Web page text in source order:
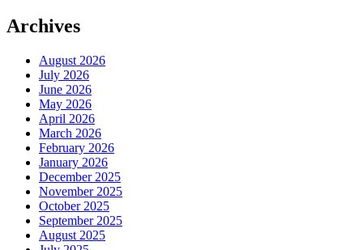
Archives
August 2026
July 2026
June 2026
May 2026
April 2026
March 2026
February 2026
January 2026
December 2025
November 2025
October 2025
September 2025
August 2025